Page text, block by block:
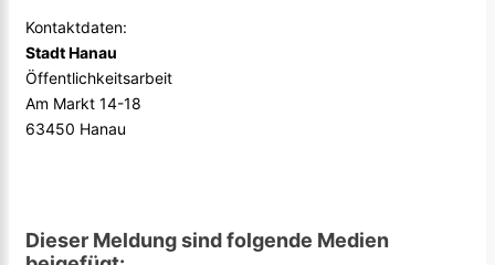
Kontaktdaten:
Stadt Hanau
Öffentlichkeitsarbeit
Am Markt 14-18
63450 Hanau
Dieser Meldung sind folgende Medien